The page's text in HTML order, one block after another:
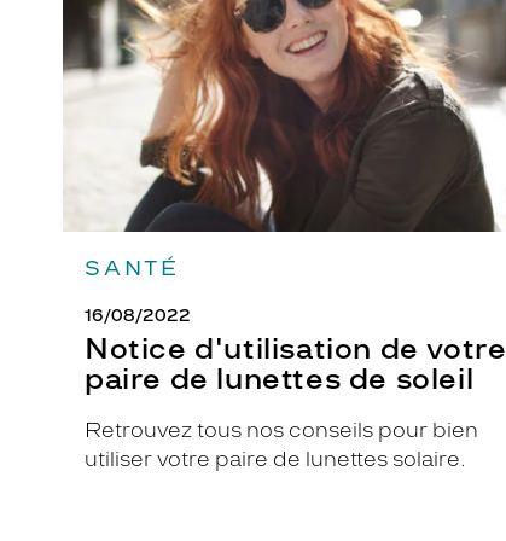
SANTÉ
16/08/2022
Notice d'utilisation de votre
paire de lunettes de soleil
Retrouvez tous nos conseils pour bien
utiliser votre paire de lunettes solaire.
paire
de
lunettes
de